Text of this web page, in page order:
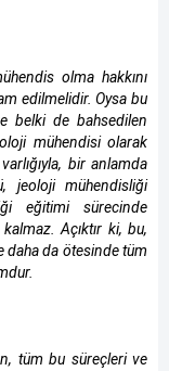
olma hakkını
edilmelidir. Oysa bu
belki de bahsedilen
mühendisi olarak
bir anlamda
jeoloji mühendisliği
eğitimi sürecinde
Açıktır ki, bu,
daha da ötesinde tüm
tüm bu süreçleri ve